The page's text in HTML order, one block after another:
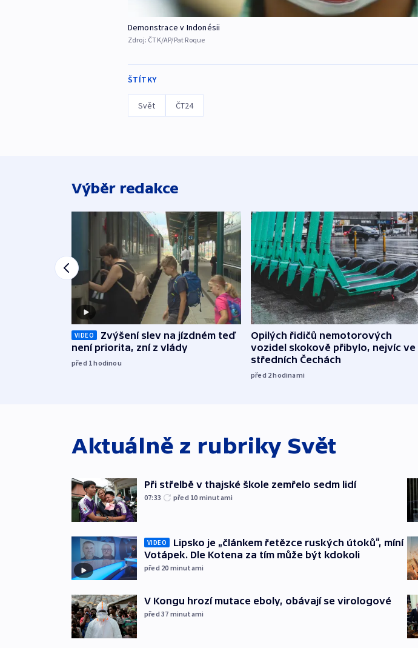
Demonstrace v Indonésii
Zdroj: ČTK/AP/Pat Roque
ŠTÍTKY
Svět ČT24
Výběr redakce
VIDEO
Zvýšení slev na jízdném teď
není priorita, zní z vlády
před 1hodinou
Opilých řidičů nemotorových
vozidel skokově přibylo, nejvíc ve
středních Čechách
před 2hodinami
Aktuálně z rubriky Svět
Při střelbě v thajské škole zemřelo sedm lidí
07:33 před 10 minutami
VIDEO
Lipsko je „článkem řetězce ruských útoků“, míní
Votápek. Dle Kotena za tím může být kdokoli
před 20 minutami
V Kongu hrozí mutace eboly, obávají se virologové
před 37 minutami